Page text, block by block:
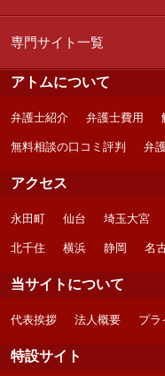
専門サイト一覧
アトムについて
弁護士紹介 弁護士費用
無料相談の口コミ評判 弁
アクセス
永田町 仙台 埼玉大宮
北千住 横浜 静岡 名
当サイトについて
代表挨拶 法人概要 プラ
特設サイト